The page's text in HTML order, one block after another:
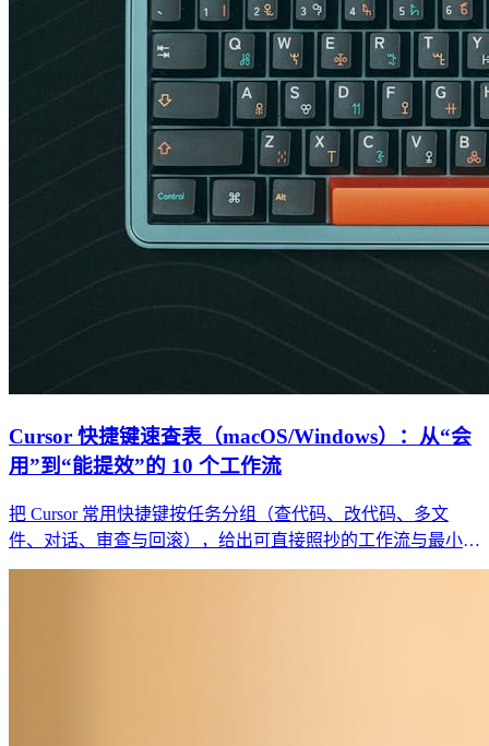
Cursor 快捷键速查表（macOS/Windows）：从“会
用”到“能提效”的 10 个工作流
把 Cursor 常用快捷键按任务分组（查代码、改代码、多文
件、对话、审查与回滚），给出可直接照抄的工作流与最小回
归清单，避免“快捷键背了也没变快”。